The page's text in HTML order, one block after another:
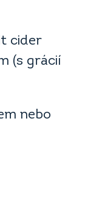
cider
(s grácií
nebo